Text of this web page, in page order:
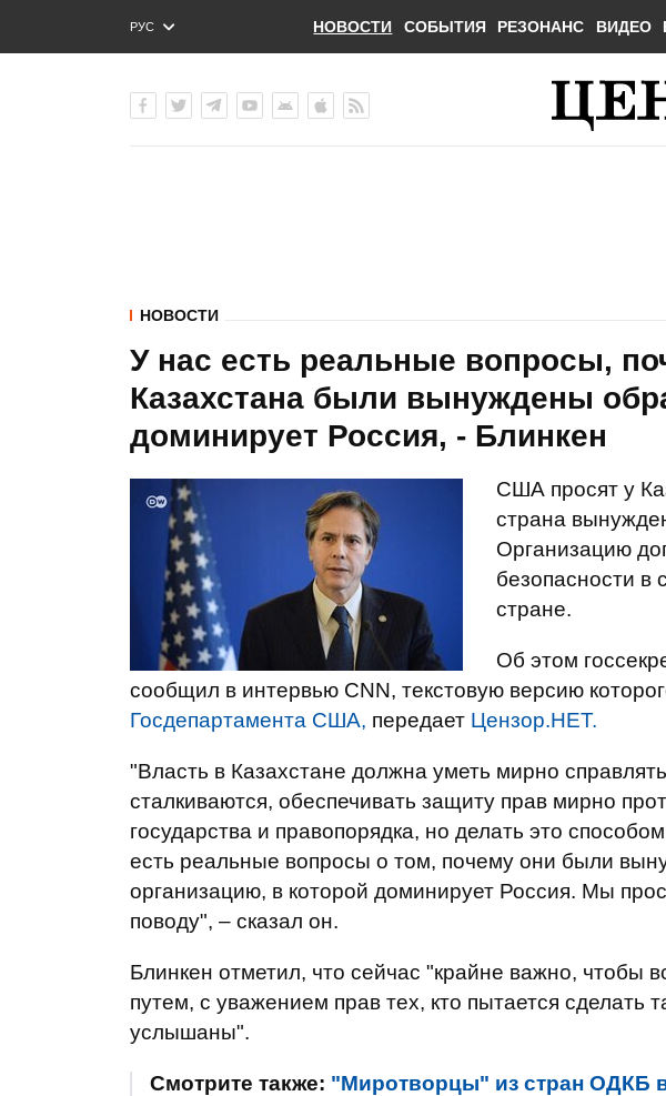
РУС
ENG
НОВОСТИ СОБЫТИЯ РЕЗОНАНС ВИДЕО
НОВОСТИ
У нас есть реальные вопросы,
Казахстана были вынуждены
доминирует Россия, - Блинкен
США просят у
страна
Организацию
безопасности в
стране.
Об этом
сообщил в интервью CNN, текстовую версию
Госдепартамента США, передает Цензор.НЕТ.
"Власть в Казахстане должна уметь мирно
сталкиваются, обеспечивать защиту прав мирно
государства и правопорядка, но делать это
есть реальные вопросы о том, почему они были
организацию, в которой доминирует Россия. Мы
поводу", – сказал он.
Блинкен отметил, что сейчас "крайне важно, чтобы
путем, с уважением прав тех, кто пытается сделать
услышаны".
Смотрите также: "Миротворцы" из стран ОДКБ